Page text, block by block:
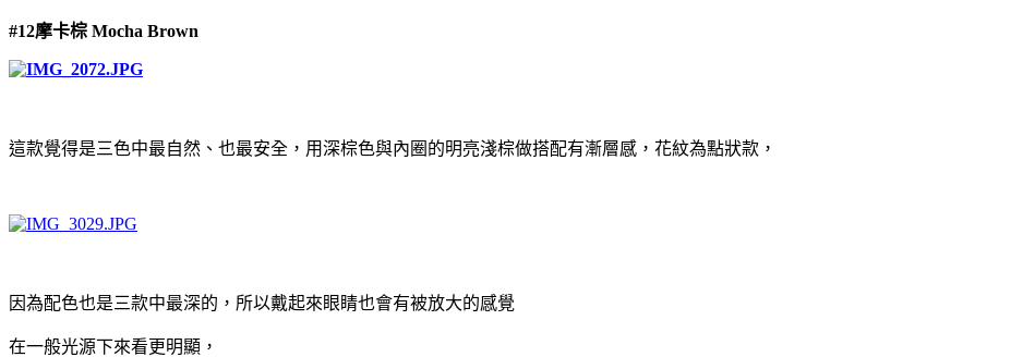
#12摩卡棕 Mocha Brown
這款覺得是三色中最自然、也最安全，用深棕色與內圈的明亮淺棕做搭配有漸層感，花紋為點狀款，
因為配色也是三款中最深的，所以戴起來眼睛也會有被放大的感覺
在一般光源下來看更明顯，